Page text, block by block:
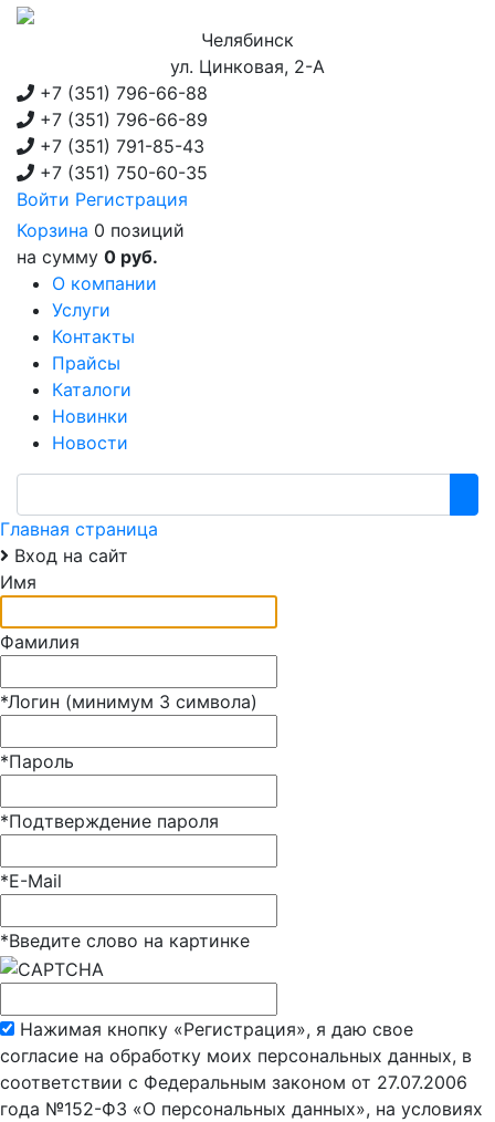
Челябинск
ул. Цинковая, 2-А
+7 (351) 796-66-88
+7 (351) 796-66-89
+7 (351) 791-85-43
+7 (351) 750-60-35
Войти Регистрация
Корзина 0 позиций
на сумму 0 руб.
О компании
Услуги
Контакты
Прайсы
Каталоги
Новинки
Новости
Главная страница
Вход на сайт
Имя
Фамилия
*Логин (минимум 3 символа)
*Пароль
*Подтверждение пароля
*E-Mail
*Введите слово на картинке
Нажимая кнопку «Регистрация», я даю свое
согласие на обработку моих персональных данных, в
соответствии с Федеральным законом от 27.07.2006
года №152-ФЗ «О персональных данных», на условиях